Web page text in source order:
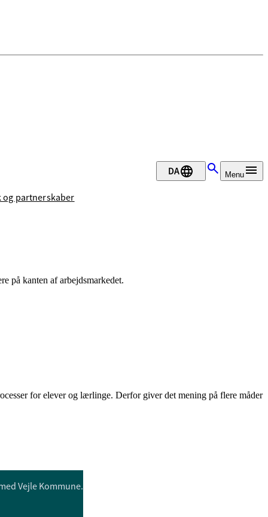
DA Menu
partnerskaber
på kanten af arbejdsmarkedet.
for elever og lærlinge. Derfor giver det mening på flere måder
Vejle Kommune.